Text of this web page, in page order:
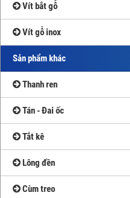
Vít bắt gỗ
Vít gỗ inox
Sản phẩm khác
Thanh ren
Tán - Đai ốc
Tắt kê
Lông đền
Cùm treo